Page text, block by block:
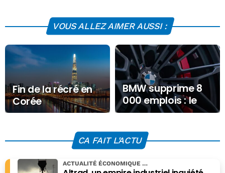
VOUS ALLEZ AIMER AUSSI :
Fin de la récré en
Corée
BMW supprime 8
000 emplois : le
symptôme d’une
de l’industrie
allemande
CA FAIT L'ACTU
ACTUALITÉ ÉCONOMIQUE